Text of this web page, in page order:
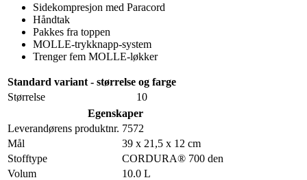
Sidekompresjon med Paracord
Håndtak
Pakkes fra toppen
MOLLE-trykknapp-system
Trenger fem MOLLE-løkker
Standard variant - størrelse og farge
Størrelse
10
Egenskaper
Leverandørens produktnr. 7572
Mål
39 x 21,5 x 12 cm
Stofftype
CORDURA® 700 den
Volum
10.0 L